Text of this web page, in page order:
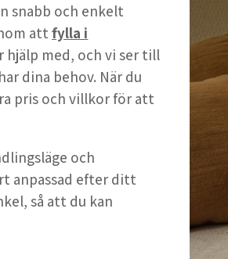
snabb och enkelt
attfylla i
med, och vi ser till
dina behov. När du
pris och villkor för att
och
anpassad efter ditt
så att du kan